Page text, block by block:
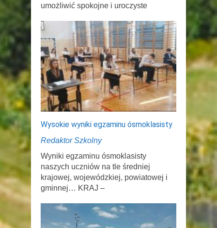
umożliwić spokojne i uroczyste
Wysokie wyniki egzaminu ósmoklasisty
Redaktor Szkolny
Wyniki egzaminu ósmoklasisty
naszych uczniów na tle średniej
krajowej, wojewódzkiej, powiatowej i
gminnej… KRAJ –